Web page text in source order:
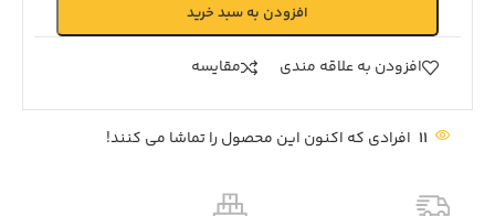
افزودن به سبد خرید
افزودن به علاقه مندی مقايسه
11 افرادی که اکنون این محصول را تماشا می کنند!